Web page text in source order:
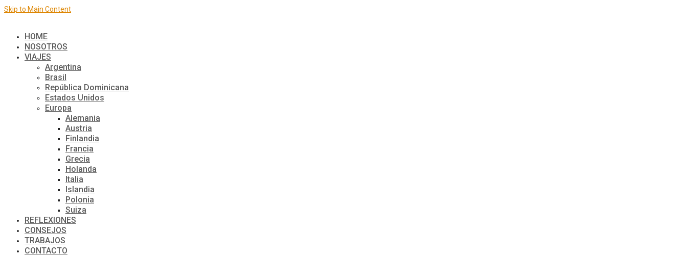
Skip to Main Content
HOME
NOSOTROS
VIAJES
Argentina
Brasil
República Dominicana
Estados Unidos
Europa
Alemania
Austria
Finlandia
Francia
Grecia
Holanda
Italia
Islandia
Polonia
Suiza
REFLEXIONES
CONSEJOS
TRABAJOS
CONTACTO